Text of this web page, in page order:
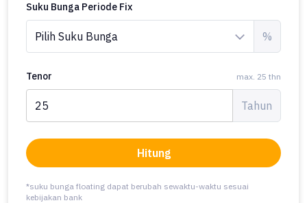
Suku Bunga Periode Fix
%
Tenor max. 25 thn
Tahun
Hitung
*suku bunga floating dapat berubah sewaktu-waktu sesuai
kebijakan bank